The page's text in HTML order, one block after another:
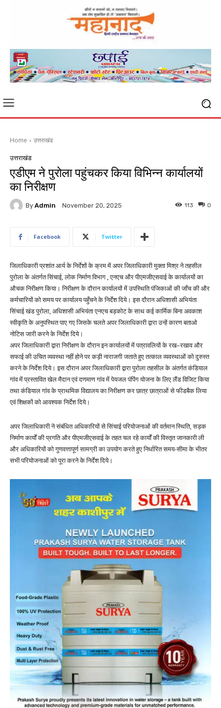
Home उत्तराखंड
उत्तराखंड
एडीएम ने पुरोला पहुंचकर किया विभिन्न कार्यालयों
का निरीक्षण
By Admin November 20, 2025 0
113
Facebook Twitter
जिलाधिकारी प्रशांत आर्य के निर्देशों के क्रम में अपर जिलाधिकारी मुक्ता मिश्र ने तहसील
पुरोला के अंतर्गत सिंचाई, लोक निर्माण विभाग , एनएच और पीएमजीएसवाई के कार्यालयों का
औचक निरीक्षण किया। निरीक्षण के दौरान कार्यालयों में उपस्थिति पंजिकाओं की जाँच की और
कर्मचारियों को समय पर कार्यालय पहुँचने के निर्देश दिये। इस दौरान अधिशासी अभियंता
सिंचाई खंड पुरोला, अधिशासी अभियंता एनएच बड़कोट के साथ कई कार्मिक बिना अवकाश
स्वीकृति के अनुपस्थित पाए गए जिसके चलते अपर जिलाधिकारी द्वारा उन्हें कारण बताओ
नोटिस जारी करने के निर्देश दिये।
अपर जिलाधिकारी द्वारा निरीक्षण के दौरान इन कार्यालयों में पत्रावलियों के रख–रखाव और
सफाई की उचित व्यवस्था नहीं होने पर कड़ी नाराजगी जताते हुए तत्काल व्यवस्थाओं को दुरुस्त
करने के निर्देश दिये। इस दौरान अपर जिलाधिकारी द्वारा पुरोला तहसील के अंतर्गत कंडियाल
गांव में प्रस्तावित खेल मैदान एवं दणमाण गांव में पेयजल पंपिंग योजना के लिए लैंड विजिट किया
तथा कंडियाल गांव के प्राथमिक विद्यालय का निरीक्षण कर छात्र छात्राओं से फीडबैक लिया
एवं शिक्षकों को आवश्यक निर्देश दिये।
अपर जिलाधिकारी ने संबंधित अधिकारियों से सिंचाई परियोजनाओं की वर्तमान स्थिति, सड़क
निर्माण कार्यों की प्रगति और पीएमजीएसवाई के तहत चल रहे कार्यों की विस्तृत जानकारी ली
और अधिकारियों को गुणवत्तापूर्ण सामग्री का उपयोग करते हुए निर्धारित समय-सीमा के भीतर
सभी परियोजनाओं को पूरा करने के निर्देश दिये।